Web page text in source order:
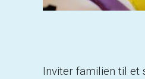
Inviter familien til et